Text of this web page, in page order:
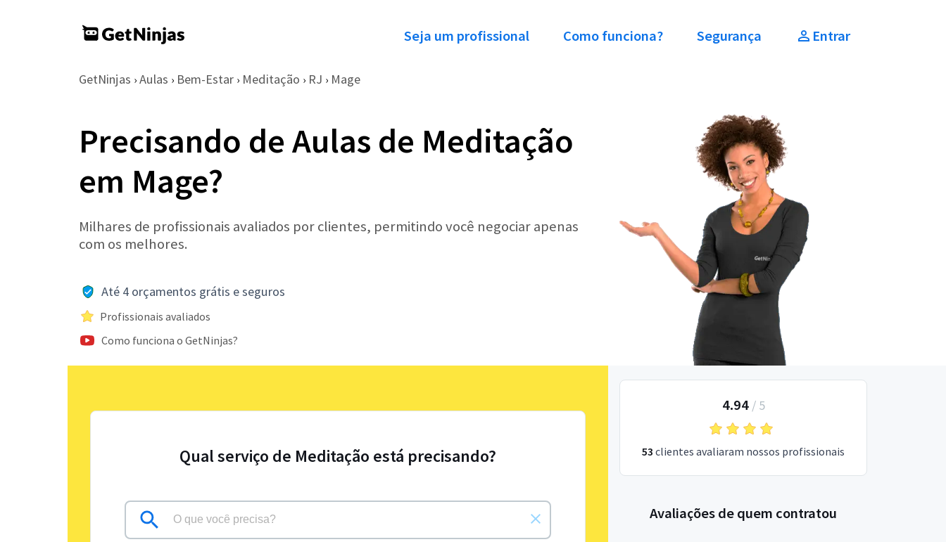
Seja um profissional Como funciona? Segurança Entrar
GetNinjas › Aulas › Bem-Estar › Meditação › RJ › Mage
Precisando de Aulas de Meditação
em Mage?
Milhares de profissionais avaliados por clientes, permitindo você negociar apenas
com os melhores.
Até 4 orçamentos grátis e seguros
Profissionais avaliados
Como funciona o GetNinjas?
Qual serviço de Meditação está precisando?
4.94/ 5
53 clientes avaliaram nossos profissionais
Avaliações de quem contratou